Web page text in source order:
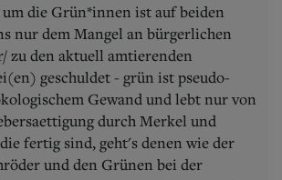
um die Grün*innen ist auf beiden
nur dem Mangel an bürgerlichen
zu den aktuell amtierenden
geschuldet - grün ist pseudo-
Gewand und lebt nur von
durch Merkel und
fertig sind, geht's denen wie der
und den Grünen bei der